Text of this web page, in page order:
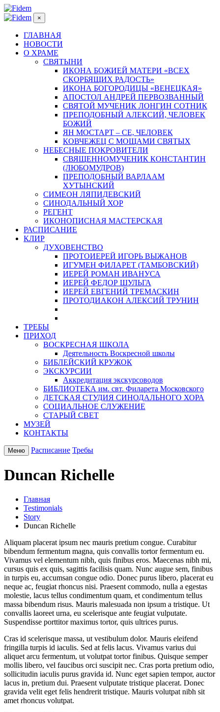
×
ГЛАВНАЯ
НОВОСТИ
О ХРАМЕ
СВЯТЫНИ
ИКОНА БОЖИЕЙ МАТЕРИ «ВСЕХ
СКОРБЯЩИХ РАДОСТЬ»
ИКОНА БОГОРОДИЦЫ «ВЕНЕЦКАЯ»
АПОСТОЛ АНДРЕЙ ПЕРВОЗВАННЫЙ
СВЯТОЙ МУЧЕНИК ЛОНГИН СОТНИК
ПРЕПОДОБНЫЙ АЛЕКСИЙ, ЧЕЛОВЕК
БОЖИЙ
ЯН МОСТАРТ – СЕ, ЧЕЛОВЕК
КОВЧЕЖЕЦ С МОЩАМИ СВЯТЫХ
НЕБЕСНЫЕ ПОКРОВИТЕЛИ
СВЯЩЕННОМУЧЕНИК КОНСТАНТИН
(ЛЮБОМУДРОВ)
ПРЕПОДОБНЫЙ ВАРЛААМ
ХУТЫНСКИЙ
СИМЕОН ЛЯПИДЕВСКИЙ
СИНОДАЛЬНЫЙ ХОР
РЕГЕНТ
ИКОНОПИСНАЯ МАСТЕРСКАЯ
РАСПИСАНИЕ
КЛИР
ДУХОВЕНСТВО
ПРОТОИЕРЕЙ ИГОРЬ ВЫЖАНОВ
ИГУМЕН ФИЛАРЕТ (ТАМБОВСКИЙ)
ИЕРЕЙ РОМАН ИВАНУСА
ИЕРЕЙ ФЕДОР ШУЛЬГА
ИЕРЕЙ ЕВГЕНИЙ ТРЕМАСКИН
ПРОТОДИАКОН АЛЕКСИЙ ТРУНИН
ТРЕБЫ
ПРИХОД
ВОСКРЕСНАЯ ШКОЛА
Деятельность Воскресной школы
БИБЛЕЙСКИЙ КРУЖОК
ЭКСКУРСИИ
Аккредитация экскурсоводов
БИБЛИОТЕКА им. свт. Филарета Московского
ДЕТСКАЯ СТУДИЯ СИНОДАЛЬНОГО ХОРА
СОЦИАЛЬНОЕ СЛУЖЕНИЕ
СТАРЫЙ СВЕТ
МУЗЕЙ
КОНТАКТЫ
Меню Расписание Требы
Duncan Richelle
Главная
Testimonials
Story
Duncan Richelle
Aliquam placerat ipsum nec mauris pretium congue. Curabitur
bibendum fermentum magna, quis convallis tortor fermentum eu.
Vivamus vel elementum nibh, quis finibus eros. Maecenas nibh mi,
cursus quis ex quis, sagittis facilisis quam. Nunc augue sem, finibus
in turpis eu, accumsan congue odio. Donec purus libero, placerat eu
neque ac, feugiat rhoncus nisi. Praesent commodo, nulla a egestas
molestie, lacus tellus condimentum quam, et condimentum tellus
massa bibendum risus. Mauris malesuada non ipsum a tristique. Ut
convallis laoreet urna, eu scelerisque ante feugiat vulputate.
Suspendisse porttitor maximus tortor, quis ultrices purus.
Cras id scelerisque massa, ut vestibulum dolor. Mauris eleifend
fringilla turpis id iaculis. Sed at felis lacus. Vivamus varius dui
aliquet arcu fermentum, ut volutpat tortor finibus. Quisque semper
mollis libero, vel faucibus orci suscipit nec. Cras porta pretium odio,
sollicitudin iaculis purus gravida id. Nunc eget sapien tempor, auctor
lacus in, pretium dui. Praesent vulputate tristique placerat. Donec
gravida velit eget felis hendrerit tristique. Mauris volutpat nibh sit
amet rhoncus volutpat.